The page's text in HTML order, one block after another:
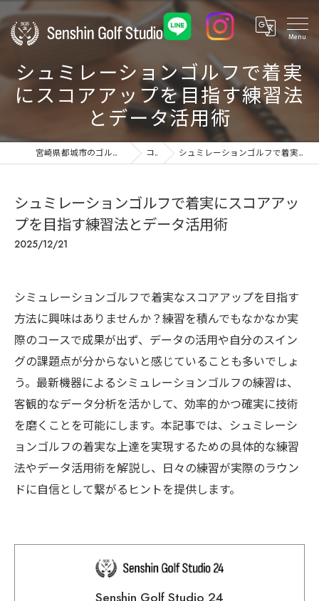
シュミレーションゴルフで着実
にスコアアップを目指す練習法
とデータ活用術
宮崎県都城市のゴルフ練習場ならSenshin Golf Studio 24 コラム シュミレーションゴルフで着実にスコアアップを目指す練習法とデータ活用術
シュミレーションゴルフで着実にスコアアッ
プを目指す練習法とデータ活用術
2025/12/21
シミュレーションゴルフで着実なスコアアップを目指す
方法に興味はありませんか？練習を積んでもなかなか実
際のコースで成果が出ず、データの活用や自分のスイン
グの課題点が分からないと感じていることも多いでしょ
う。最新機器によるシミュレーションゴルフの練習は、
客観的なデータ分析を活かして、効率的かつ確実に技術
を磨くことを可能にします。本記事では、シュミレーシ
ョンゴルフの着実な上達を実現するための具体的な練習
法やデータ活用術を解説し、日々の練習が実際のラウン
ドに自信として繋がるヒントを提供します。